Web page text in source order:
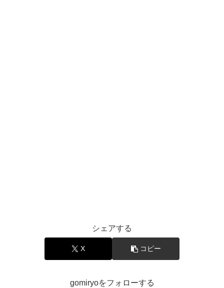
シェアする
X コピー
gomiryoをフォローする